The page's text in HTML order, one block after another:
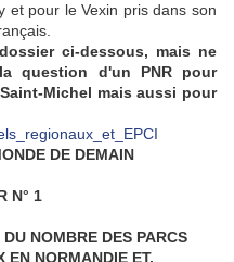
et pour le Vexin pris dans son
ci-dessous, mais ne
question d'un PNR pour
Michel mais aussi pour
DE DEMAIN
N° 1
NOMBRE DES PARCS
EN NORMANDIE ET,